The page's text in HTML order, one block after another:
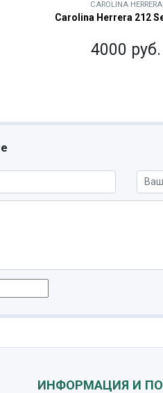
CAROLINA HERRERA
Carolina Herrera 212
4000 руб.
ИНФОРМАЦИЯ И